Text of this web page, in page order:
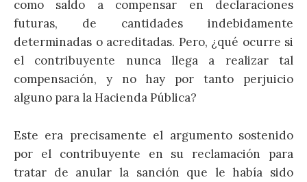
como saldo a compensar en declaraciones
futuras, de cantidades indebidamente
determinadas o acreditadas. Pero, ¿qué ocurre si
el contribuyente nunca llega a realizar tal
compensación, y no hay por tanto perjuicio
alguno para la Hacienda Pública?
Este era precisamente el argumento sostenido
por el contribuyente en su reclamación para
tratar de anular la sanción que le había sido